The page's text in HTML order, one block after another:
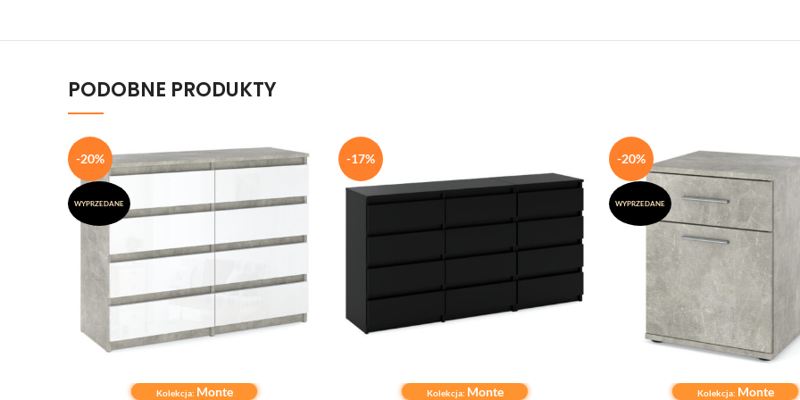
PODOBNE PRODUKTY
-20%
WYPRZEDANE
DOWIEDZ SIĘ WIĘCEJ
Kolekcja: Monte
-17%
DODAJ DO KOSZYKA
Kolekcja: Monte
-20%
WYPRZEDANE
DOWIEDZ SIĘ WIĘCEJ
Kolekcja: Monte